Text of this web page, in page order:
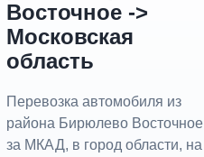
Восточное ->
Московская
область
Перевозка автомобиля из
района Бирюлево Восточное
за МКАД, в город области, на